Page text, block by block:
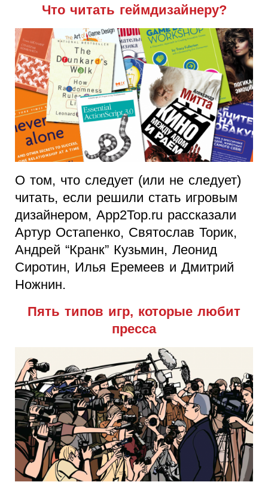
Что читать геймдизайнеру?
О том, что следует (или не следует)
читать, если решили стать игровым
дизайнером, App2Top.ru рассказали
Артур Остапенко, Святослав Торик,
Андрей “Кранк” Кузьмин, Леонид
Сиротин, Илья Еремеев и Дмитрий
Ножнин.
Пять типов игр, которые любит
пресса